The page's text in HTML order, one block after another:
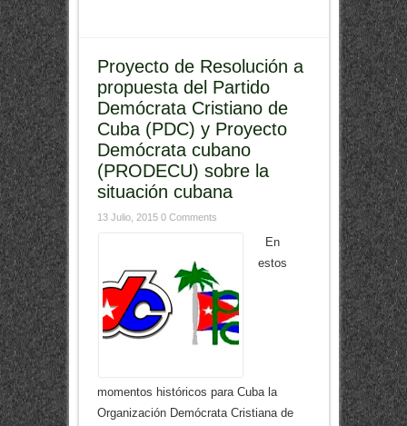
Proyecto de Resolución a
propuesta del Partido
Demócrata Cristiano de
Cuba (PDC) y Proyecto
Demócrata cubano
(PRODECU) sobre la
situación cubana
13 Julio, 2015 0 Comments
En
estos
momentos históricos para Cuba la
Organización Demócrata Cristiana de